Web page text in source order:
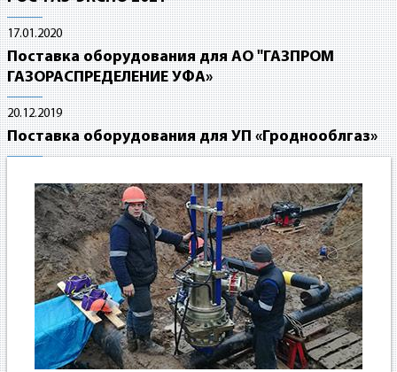
17.01.2020
Поставка оборудования для АО "ГАЗПРОМ
ГАЗОРАСПРЕДЕЛЕНИЕ УФА»
20.12.2019
Поставка оборудования для УП «Гроднооблгаз»